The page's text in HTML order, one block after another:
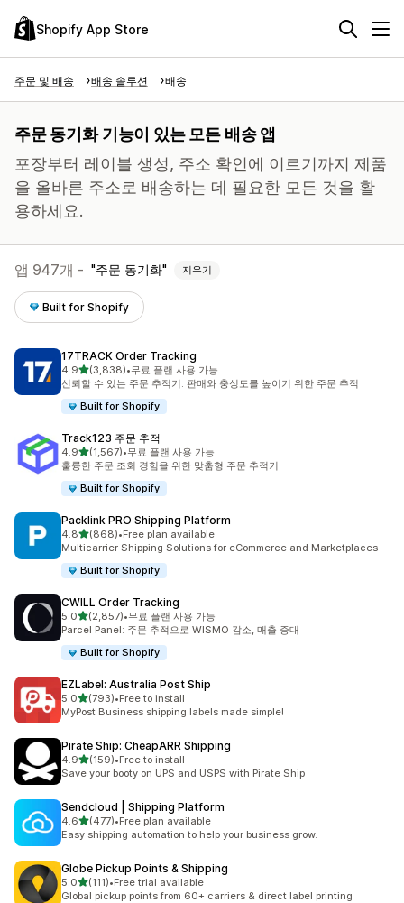
Shopify App Store
주문 및 배송 배송 솔루션 배송
주문 동기화 기능이 있는 모든 배송 앱
포장부터 레이블 생성, 주소 확인에 이르기까지 제품
을 올바른 주소로 배송하는 데 필요한 모든 것을 활
용하세요.
앱 947개 - 주문 동기화 지우기
Built for Shopify
17TRACK Order Tracking
4.9별 5개 중
(3,838)
총 리뷰 3838개
•무료 플랜 사용 가능
신뢰할 수 있는 주문 추적기: 판매와 충성도를 높이기 위한 주문 추적
Built for Shopify
Track123 주문 추적
4.9별 5개 중
(1,567)
총 리뷰 1567개
•무료 플랜 사용 가능
훌륭한 주문 조회 경험을 위한 맞춤형 주문 추적기
Built for Shopify
Packlink PRO Shipping Platform
4.8별 5개 중
(868)
총 리뷰 868개
•Free plan available
Multicarrier Shipping Solutions for eCommerce and Marketplaces
Built for Shopify
CWILL Order Tracking
5.0별 5개 중
(2,857)
총 리뷰 2857개
•무료 플랜 사용 가능
Parcel Panel: 주문 추적으로 WISMO 감소, 매출 증대
Built for Shopify
EZLabel: Australia Post Ship
5.0별 5개 중
(793)
총 리뷰 793개
•Free to install
MyPost Business shipping labels made simple!
Pirate Ship: CheapARR Shipping
4.9별 5개 중
(159)
총 리뷰 159개
•Free to install
Save your booty on UPS and USPS with Pirate Ship
Sendcloud | Shipping Platform
4.6별 5개 중
(477)
총 리뷰 477개
•Free plan available
Easy shipping automation to help your business grow.
Globe Pickup Points & Shipping
5.0별 5개 중
(111)
총 리뷰 111개
•Free trial available
Global pickup points from 60+ carriers & direct label printing